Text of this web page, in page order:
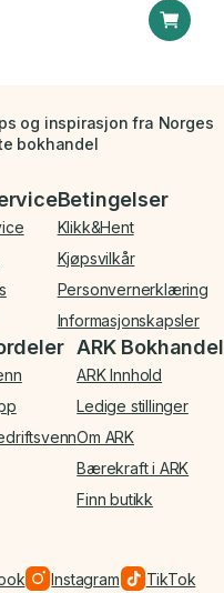
og inspirasjon fra Norges
bokhandel
Betingelser
Klikk&Hent
Kjøpsvilkår
Personvernerklæring
Informasjonskapsler
ARK Bokhandel
ARK Innhold
Ledige stillinger
Om ARK
Bærekraft i ARK
Finn butikk
Instagram TikTok